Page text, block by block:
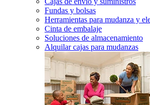
Fundas y bolsas
Herramientas para mudanza y
Cinta de embalaje
Soluciones de almacenamiento
Alquilar cajas para mudanzas